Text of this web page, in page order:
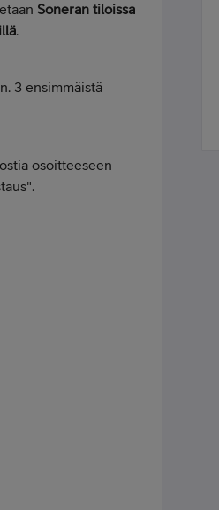
Soneran tiloissa
.
3 ensimmäistä
osoitteeseen